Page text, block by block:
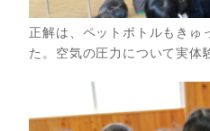
正解は、ペットボトルもきゅ
た。空気の圧力について実体